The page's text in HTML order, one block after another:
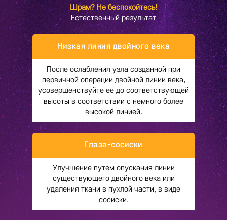
Шрам? Не беспокойтесь!
Естественный результат
Низкая линия двойного века
После ослабления узла созданной при
первичной операции двойной линии века,
усовершенствуйте ее до соответствующей
высоты в соответствии с немного более
высокой линией.
Глаза-сосиски
Улучшение путем опускания линии
существующего двойного века или
удаления ткани в пухлой части, в виде
сосиски.